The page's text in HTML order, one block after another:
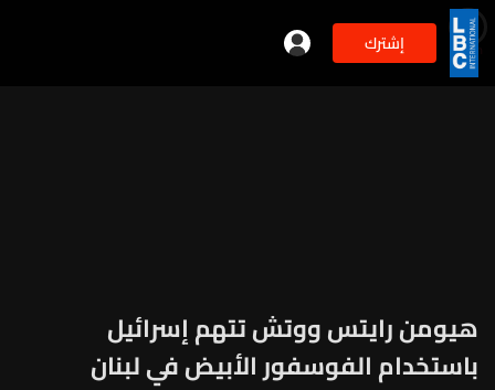
إشترك 3min
هيومن رايتس ووتش تتهم إسرائيل
باستخدام الفوسفور الأبيض في لبنان